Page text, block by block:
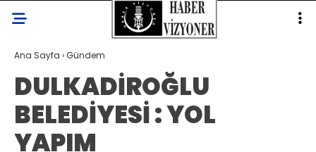
Ana Sayfa ›Gündem
DULKADİROĞLU
BELEDİYESİ : YOL
YAPIM